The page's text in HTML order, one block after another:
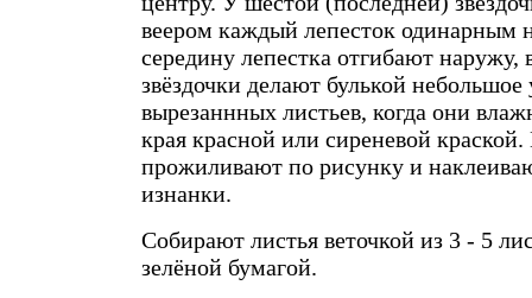
веером каждый лепесток одинарным
середину лепестка отгибают наружу,
звёздочки делают булькой
вырезаннных листьев, когда они
края красной или сиреневой
прожиливают по рисунку и
изнанки.
Собирают листья веточкой из 3 - 5
зелёной бумагой.